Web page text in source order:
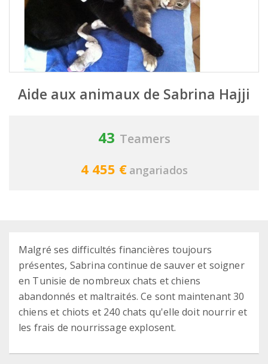
Aide aux animaux de Sabrina Hajji
43 Teamers
4 455 € angariados
Malgré ses difficultés financières toujours
présentes, Sabrina continue de sauver et soigner
en Tunisie de nombreux chats et chiens
abandonnés et maltraités. Ce sont maintenant 30
chiens et chiots et 240 chats qu'elle doit nourrir et
les frais de nourrissage explosent.